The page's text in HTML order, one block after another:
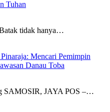
Tuhan
tidak hanya…
Mencari Pemimpin
Danau Toba
SAMOSIR, JAYA POS –…